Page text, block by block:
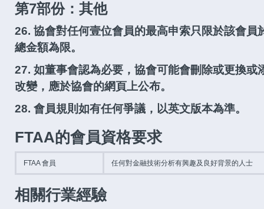
第7部份：其他
26. 協會對任何壹位會員的最高申索只限於該會員
總金額為限。
27. 如董事會認為必要，協會可能會刪除或更換或
改變，應於協會的網頁上公布。
28. 會員規則如有任何爭議，以英文版本為準。
FTAA的會員資格要求
FTAA 會員 任何對金融技術分析有興趣及良好背景的人士
相關行業經驗